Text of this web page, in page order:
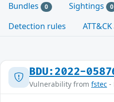
Bundles 0 Sightings 0
Detection rules
ATT&CK
BDU:2022-
Vulnerability from fstec -